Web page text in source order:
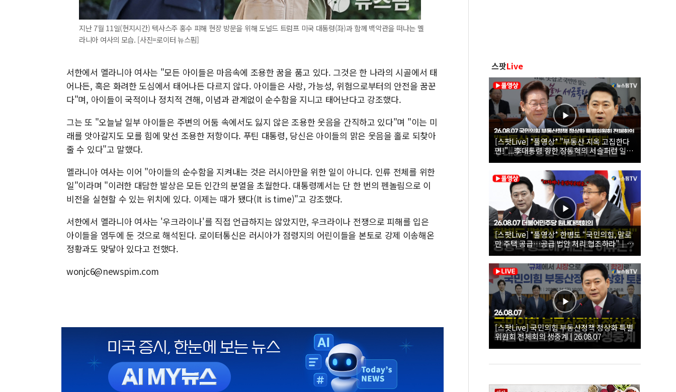
지난 7월 11일(현지시간) 텍사스주 홍수 피해 현장 방문을 위해 도널드 트럼프 미국 대통령(좌)과 함께 백악관을 떠나는 멜
라니아 여사의 모습. [사진=로이터 뉴스핌]
서한에서 멜라니아 여사는 "모든 아이들은 마음속에 조용한 꿈을 품고 있다. 그것은 한 나라의 시골에서 태
어나든, 혹은 화려한 도심에서 태어나든 다르지 않다. 아이들은 사랑, 가능성, 위험으로부터의 안전을 꿈꾼
다"며, 아이들이 국적이나 정치적 견해, 이념과 관계없이 순수함을 지니고 태어난다고 강조했다.
그는 또 "오늘날 일부 아이들은 주변의 어둠 속에서도 잃지 않은 조용한 웃음을 간직하고 있다"며 "이는 미
래를 앗아갈지도 모를 힘에 맞선 조용한 저항이다. 푸틴 대통령, 당신은 아이들의 맑은 웃음을 홀로 되찾아
줄 수 있다"고 말했다.
멜라니아 여사는 이어 "아이들의 순수함을 지켜내는 것은 러시아만을 위한 일이 아니다. 인류 전체를 위한
일"이라며 "이러한 대담한 발상은 모든 인간의 분열을 초월한다. 대통령께서는 단 한 번의 펜놀림으로 이
비전을 실현할 수 있는 위치에 있다. 이제는 때가 됐다(It is time)"고 강조했다.
서한에서 멜라니아 여사는 '우크라이나'를 직접 언급하지는 않았지만, 우크라이나 전쟁으로 피해를 입은
아이들을 염두에 둔 것으로 해석된다. 로이터통신은 러시아가 점령지의 어린이들을 본토로 강제 이송해온
정황과도 맞닿아 있다고 전했다.
wonjc6@newspim.com
스팟Live
[스팟Live] *풀영상* "부동산 지옥 고집한다
면!"...李대통령 향한 장동혁의 서슬퍼런 일갈
| 26.08.07 국민의힘 부동산정책 정상화 특별
위원회 전체회의
[스팟Live] *풀영상* 한병도 “국민의힘, 말로
만 주택 공급…공급 법안 처리 협조하라”｜
26.08.07 더불어민주당 원내대책회의
[스팟Live] 국민의힘 부동산정책 정상화 특별
위원회 전체회의 생중계 | 26.08.07